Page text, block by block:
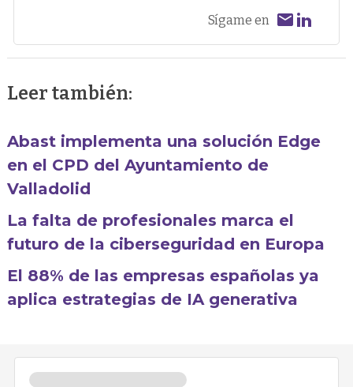
Sígame en
Leer también:
Abast implementa una solución Edge
en el CPD del Ayuntamiento de
Valladolid
La falta de profesionales marca el
futuro de la ciberseguridad en Europa
El 88% de las empresas españolas ya
aplica estrategias de IA generativa